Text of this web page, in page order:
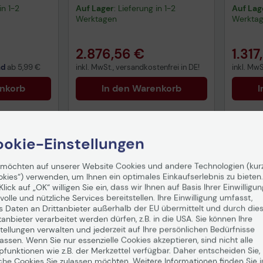
1-2
ab 5,99 €
eine Objektfläche bis 10.000
qm
Auf Lager: Lieferung in 1-2
Werktagen
2.876,56 €
inkl. MwSt., versandkostenfrei in DE!
In den Warenkorb
DXS-
Auf
inkl.
Versandkostenfrei
Einstellungen
auf unserer Website Cookies und andere Technologien
verwenden, um Ihnen ein optimales Einkaufserlebnis zu bieten.
auf „OK“ willigen Sie ein, dass wir Ihnen auf Basis Ihrer
und nützliche Services bereitstellen. Ihre Einwilligung umfasst,
Daten an Drittanbieter außerhalb der EU übermittelt und durch
verarbeitet werden dürfen, z.B. in die USA. Sie können Ihre
verwalten und jederzeit auf Ihre persönlichen Bedürfnisse
Wenn Sie nur essenzielle Cookies akzeptieren, sind nicht alle
wie z.B. der Merkzettel verfügbar. Daher entscheiden Sie,